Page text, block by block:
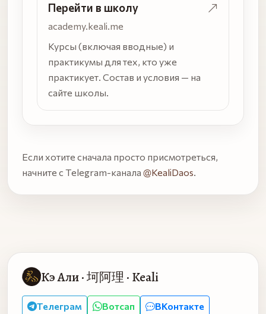
Перейти в школу
academy.keali.me
Курсы (включая вводные) и
практикумы для тех, кто уже
практикует. Состав и условия — на
сайте школы.
Если хотите сначала просто присмотреться,
начните с Telegram-канала @KealiDaos.
Кэ Али · 坷阿理 · Keali
Телеграм Вотсап
ВКонтакте